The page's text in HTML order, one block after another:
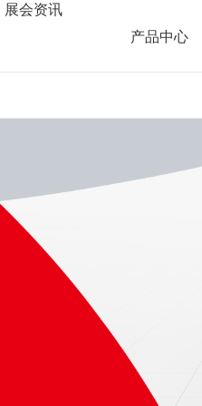
展会资讯
产品中心